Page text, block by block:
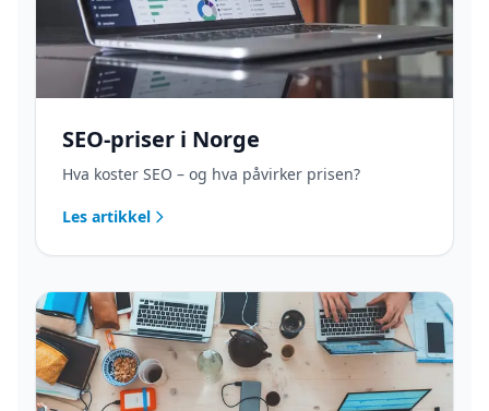
SEO-priser i Norge
Hva koster SEO – og hva påvirker prisen?
Les artikkel